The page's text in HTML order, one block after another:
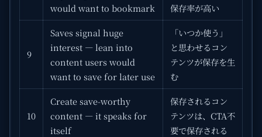
would want to bookmark
保存率が高い
9
Saves signal huge
interest — lean into
content users would
want to save for later use
「いつか使う」
と思わせるコン
テンツが保存を生
む
10
Create save-worthy
content — it speaks for
itself
保存されるコン
テンツは、CTA不
要で保存される